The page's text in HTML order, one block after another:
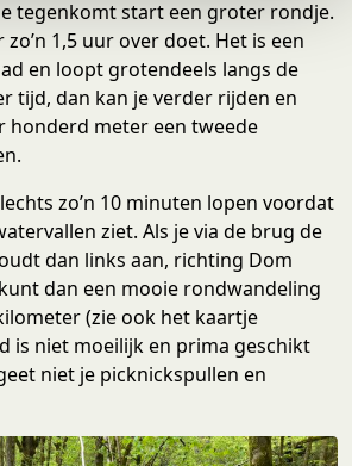
tegenkomt start een groter rondje.
1,5 uur over doet. Het is een
en loopt grotendeels langs de
tijd, dan kan je verder rijden en
honderd meter een tweede
zo’n 10 minuten lopen voordat
ziet. Als je via de brug de
dan links aan, richting Dom
kunt dan een mooie rondwandeling
(zie ook het kaartje
is niet moeilijk en prima geschikt
niet je picknickspullen en